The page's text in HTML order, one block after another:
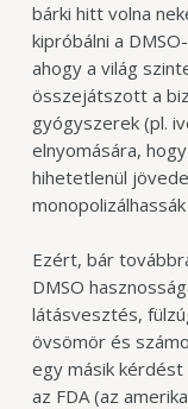
bárki hitt volna
kipróbálni a
ahogy a világ
összejátszott a
gyógyszerek (pl.
elnyomására,
hihetetlenül
Ezért, bár
DMSO
látásvesztés,
övsömör és
egy másik
az FDA (az